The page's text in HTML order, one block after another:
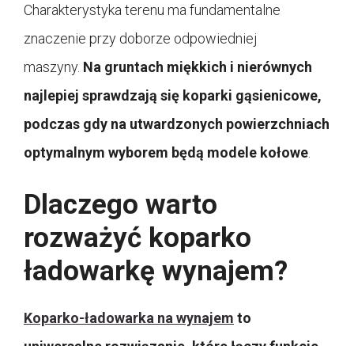
Charakterystyka terenu ma fundamentalne
znaczenie przy doborze odpowiedniej
maszyny. Na gruntach miękkich i nierównych
najlepiej sprawdzają się koparki gąsienicowe,
podczas gdy na utwardzonych powierzchniach
optymalnym wyborem będą modele kołowe.
Dlaczego warto
rozważyć koparko
ładowarkę wynajem?
Koparko-ładowarka na wynajem to